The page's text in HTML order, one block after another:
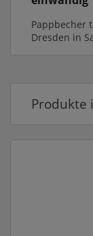
Pappbecher
Dresden in
Produkte